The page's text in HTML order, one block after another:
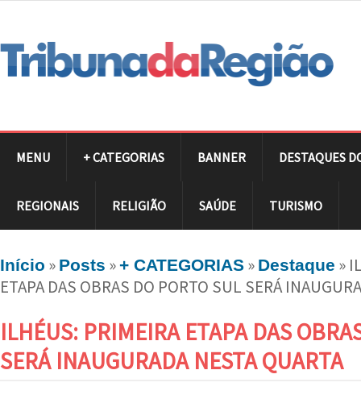
MENU + CATEGORIAS BANNER DESTAQUES
REGIONAIS RELIGIÃO SAÚDE TURISMO
Início » Posts »+ CATEGORIAS » Destaque »
ETAPA DAS OBRAS DO PORTO SUL SERÁ
ILHÉUS: PRIMEIRA ETAPA DAS
SERÁ INAUGURADA NESTA QUARTA